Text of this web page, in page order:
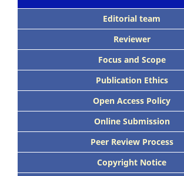
Editorial team
Reviewer
Focus and Scope
Publication Ethics
Open Access Policy
Online Submission
Peer Review Process
Copyright Notice